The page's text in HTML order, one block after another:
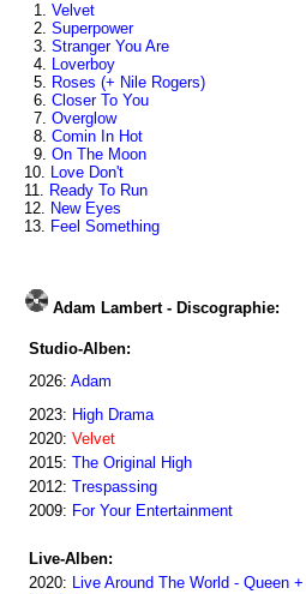
1. Velvet
2. Superpower
3. Stranger You Are
4. Loverboy
5. Roses (+ Nile Rogers)
6. Closer To You
7. Overglow
8. Comin In Hot
9. On The Moon
10. Love Don't
11. Ready To Run
12. New Eyes
13. Feel Something
Adam Lambert - Discographie:
Studio-Alben:
2026: Adam
2023: High Drama
2020: Velvet
2015: The Original High
2012: Trespassing
2009: For Your Entertainment
Live-Alben:
2020: Live Around The World - Queen